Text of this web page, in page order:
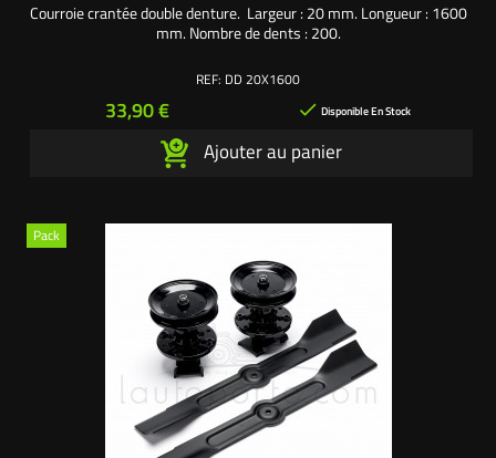
Courroie crantée double denture. Largeur : 20 mm. Longueur : 1600
mm. Nombre de dents : 200.
REF: DD 20X1600
Prix
33,90 €  Disponible En Stock
Ajouter au panier
Pack